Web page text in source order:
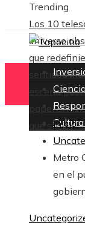
Trending
Los 10
universo
que
sentidos
escena
papel en la
que siguen
Inicio
Metro
en el